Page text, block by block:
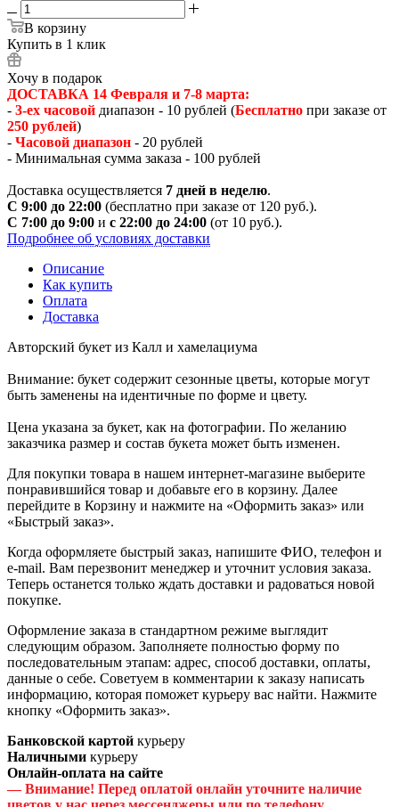
В корзину
Купить в 1 клик
Хочу в подарок
ДОСТАВКА 14 Февраля и 7-8 марта:
- 3-ех часовой диапазон - 10 рублей (Бесплатно при заказе от
250 рублей)
- Часовой диапазон - 20 рублей
- Минимальная сумма заказа - 100 рублей
Доставка осуществляется 7 дней в неделю.
С 9:00 до 22:00 (бесплатно при заказе от 120 руб.).
С 7:00 до 9:00 и с 22:00 до 24:00 (от 10 руб.).
Подробнее об условиях доставки
Описание
Как купить
Оплата
Доставка
Авторский букет из Калл и хамелациума
Внимание: букет содержит сезонные цветы, которые могут
быть заменены на идентичные по форме и цвету.
Цена указана за букет, как на фотографии. По желанию
заказчика размер и состав букета может быть изменен.
Для покупки товара в нашем интернет-магазине выберите
понравившийся товар и добавьте его в корзину. Далее
перейдите в Корзину и нажмите на «Оформить заказ» или
«Быстрый заказ».
Когда оформляете быстрый заказ, напишите ФИО, телефон и
e-mail. Вам перезвонит менеджер и уточнит условия заказа.
Теперь останется только ждать доставки и радоваться новой
покупке.
Оформление заказа в стандартном режиме выглядит
следующим образом. Заполняете полностью форму по
последовательным этапам: адрес, способ доставки, оплаты,
данные о себе. Советуем в комментарии к заказу написать
информацию, которая поможет курьеру вас найти. Нажмите
кнопку «Оформить заказ».
Банковской картой курьеру
Наличными курьеру
Онлайн-оплата на сайте
— Внимание! Перед оплатой онлайн уточните наличие